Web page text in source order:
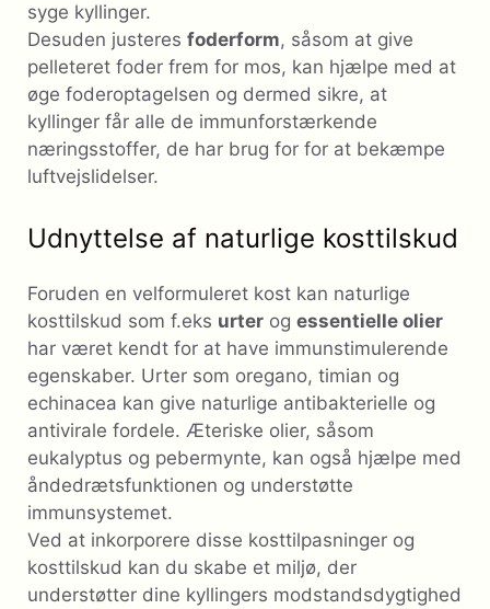
syge kyllinger.
Desuden justeres foderform, såsom at give
pelleteret foder frem for mos, kan hjælpe med at
øge foderoptagelsen og dermed sikre, at
kyllinger får alle de immunforstærkende
næringsstoffer, de har brug for for at bekæmpe
luftvejslidelser.
Udnyttelse af naturlige kosttilskud
Foruden en velformuleret kost kan naturlige
kosttilskud som f.eks urter og essentielle olier
har været kendt for at have immunstimulerende
egenskaber. Urter som oregano, timian og
echinacea kan give naturlige antibakterielle og
antivirale fordele. Æteriske olier, såsom
eukalyptus og pebermynte, kan også hjælpe med
åndedrætsfunktionen og understøtte
immunsystemet.
Ved at inkorporere disse kosttilpasninger og
kosttilskud kan du skabe et miljø, der
understøtter dine kyllingers modstandsdygtighed